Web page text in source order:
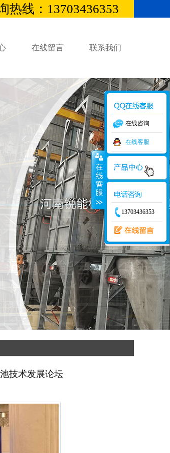
热线：13703436353
在线留言 联系我们
技术发展论坛
在线咨询
在线客服
13703436353